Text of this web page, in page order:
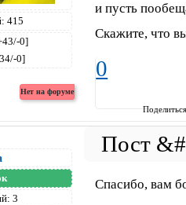
415
0]
0]
и пусть
Скажите, что
0
3
Спасибо, вам